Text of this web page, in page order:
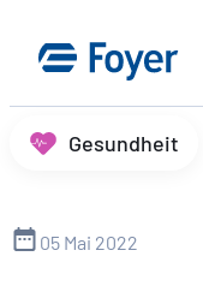
Inhalt
springen
Gesundheit
05 Mai 2022